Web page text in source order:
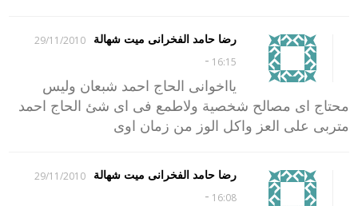
رضا حامد الفخرانى ميت شهالة
29/11/2010
16:15
-
يااخوانى الحاج احمد شبعان وليس
محتاج اى مصالح شخصية ولاطمع فى اى شئ الحاج احمد
متربى على العز واكل الوز من زمان اوى
رضا حامد الفخرانى ميت شهالة
29/11/2010
16:08
-